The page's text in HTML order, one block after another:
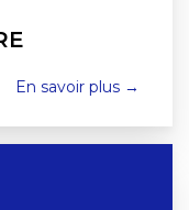
En savoir plus →